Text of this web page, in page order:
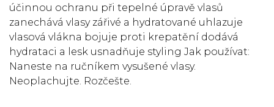
účinnou ochranu při tepelné úpravě vlasů
zanechává vlasy zářivé a hydratované uhlazuje
vlasová vlákna bojuje proti krepatění dodává
hydrataci a lesk usnadňuje styling Jak používat:
Naneste na ručníkem vysušené vlasy.
Neoplachujte. Rozčešte.